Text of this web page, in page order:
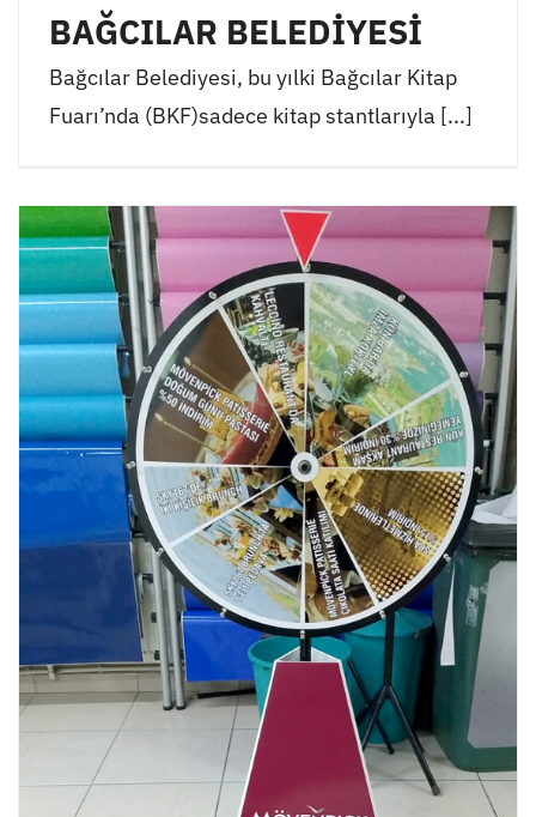
BAĞCILAR BELEDİYESİ
Bağcılar Belediyesi, bu yılki Bağcılar Kitap
Fuarı’nda (BKF)sadece kitap stantlarıyla [...]